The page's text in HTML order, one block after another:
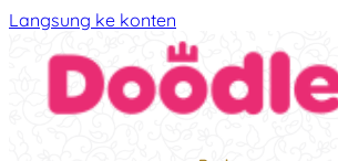
Langsung ke konten